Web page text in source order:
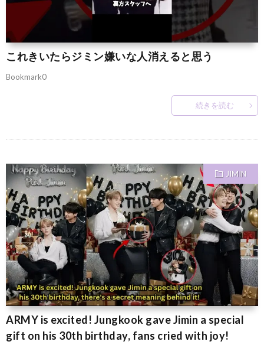
これきいたらジミン嫌いな人消えると思う
Bookmark0
続きを読む
JIMIN
ARMY is excited! Jungkook gave Jimin a special
gift on his 30th birthday, fans cried with joy!